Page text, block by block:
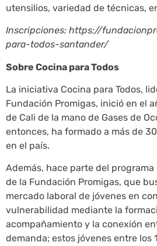
utensilios, variedad de técnicas,
Inscripciones: https://
para-todos-santander/
Sobre Cocina para Todos
La iniciativa Cocina para Todos,
Fundación Promigas, inició en el
de Cali de la mano de Gases de
entonces, ha formado a más de
en el país.
Además, hace parte del
de la Fundación Promigas, que
mercado laboral de jóvenes en
vulnerabilidad mediante la
acompañamiento y la conexión
demanda; estos jóvenes entre los